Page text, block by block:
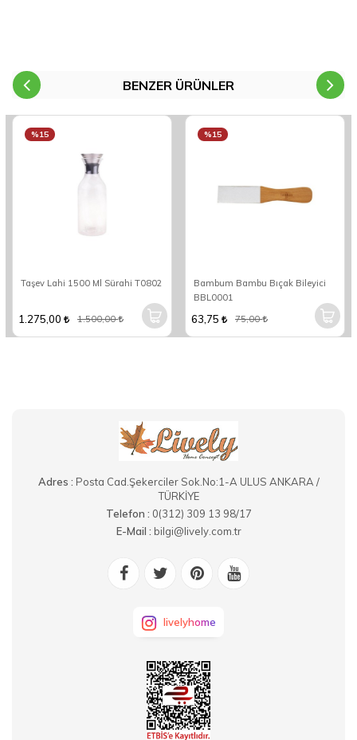
BENZER ÜRÜNLER
Taşev Lahi 1500 Ml Sürahi T0802
%15
1.275,00 1.500,00
Bambum Bambu Bıçak Bileyici
BBL0001
%15
63,75 75,00
Adres : Posta Cad.Şekerciler Sok.No:1-A ULUS ANKARA /
TÜRKİYE
Telefon : 0(312) 309 13 98/17
E-Mail : bilgi@lively.com.tr
livelyhome